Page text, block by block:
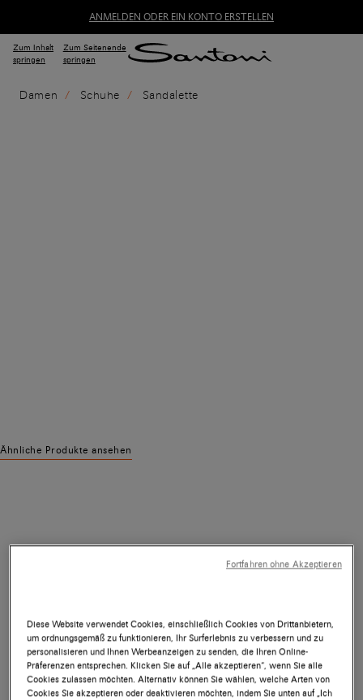
ANMELDEN ODER EIN KONTO ERSTELLEN
Zum Inhalt
springen
Zum Seitenende
springen
Damen Schuhe Sandalette
Ähnliche Produkte ansehen
Diese Website verwendet Cookies, einschließlich Cookies von Drittanbietern,
um ordnungsgemäß zu funktionieren, Ihr Surferlebnis zu verbessern und zu
personalisieren und Ihnen Werbeanzeigen zu senden, die Ihren Online-
Präferenzen entsprechen. Klicken Sie auf „Alle akzeptieren“, wenn Sie alle
Cookies zulassen möchten. Alternativ können Sie wählen, welche Arten von
Cookies Sie akzeptieren oder deaktivieren möchten, indem Sie unten auf „Ich
Fortfahren ohne Akzeptieren